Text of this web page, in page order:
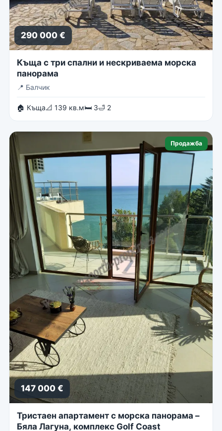
290 000 €
Къща с три спални и нескриваема морска
панорама
📍 Балчик
🏠 Къща📐 139 кв.м🛏 3🛁 2
Продажба
147 000 €
Тристаен апартамент с морска панорама –
Бяла Лагуна, комплекс Golf Coast